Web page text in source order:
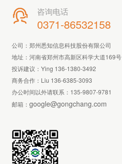
 咨询电话
0371-86532158
公司：郑州悉知信息科技股份有限公司
地址：河南省郑州市高新区科学大道169号
投诉建议：Ying 136-1380-3492
商务合作：Liu 136-6385-3093
办公时间以外请联系： 135-9807-9781
邮箱： google@gongchang.com